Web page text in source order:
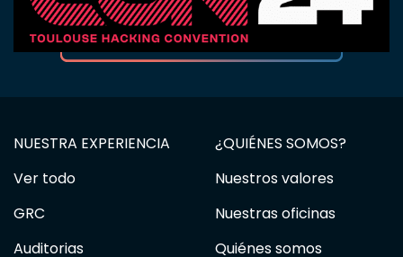
NUESTRA EXPERIENCIA
Ver todo
GRC
Auditorias
¿QUIÉNES SOMOS?
Nuestros valores
Nuestras oficinas
Quiénes somos